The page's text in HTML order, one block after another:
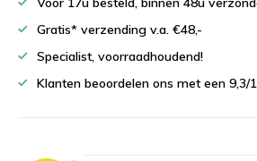
Gratis* verzending v.a. €48,-
Specialist, voorraadhoudend!
Klanten beoordelen ons met een 9,3/